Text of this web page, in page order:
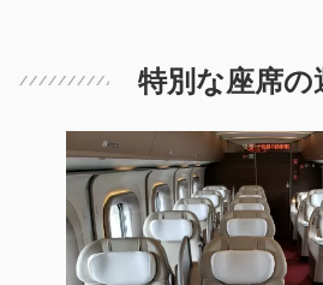
特別な座席の